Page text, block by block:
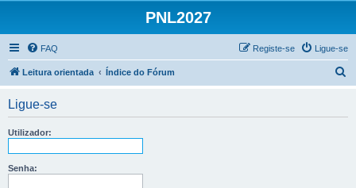
PNL2027
FAQ Ligue-se
Registe-se
Leitura orientada Índice do Fórum
Ligue-se
Utilizador:
Senha: